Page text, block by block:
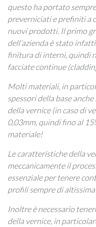
questo ha portato
preverniciati e prefiniti a
nuovi prodotti. Il primo
dell’azienda è stato
finitura di interni, quindi
facciate continue
Molti materiali, in
spessori della base
della vernice (in caso di
0,03mm, quindi fino al
materiale!
Le caratteristiche della
meccanicamente il
essenziale per tenere
profili sempre di
Inoltre è necessario
della vernice, in